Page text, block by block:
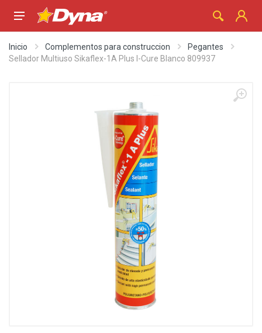
Inicio Complementos para construccion
Pegantes
Sellador Multiuso Sikaflex-1A Plus I-Cure Blanco 809937